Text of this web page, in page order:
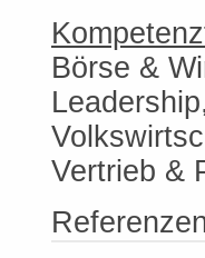
Börse &
Vertrieb &